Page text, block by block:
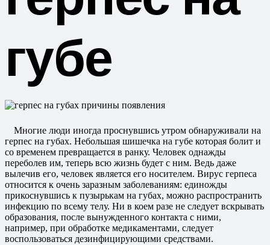
губе
Многие люди иногда проснувшись утром обнаруживали на
герпес на губах. Небольшая шишечка на губе которая болит и
со временем превращается в ранку. Человек однажды
переболев им, теперь всю жизнь будет с ним. Ведь даже
вылечив его, человек является его носителем. Вирус герпеса
относится к очень заразным заболеваниям: единожды
прикоснувшись к пузырькам на губах, можно распространить
инфекцию по всему телу. Ни в коем разе не следует вскрывать
образования, после вынужденного контакта с ними,
например, при обработке медикаментами, следует
воспользоваться дезинфицирующими средствами.